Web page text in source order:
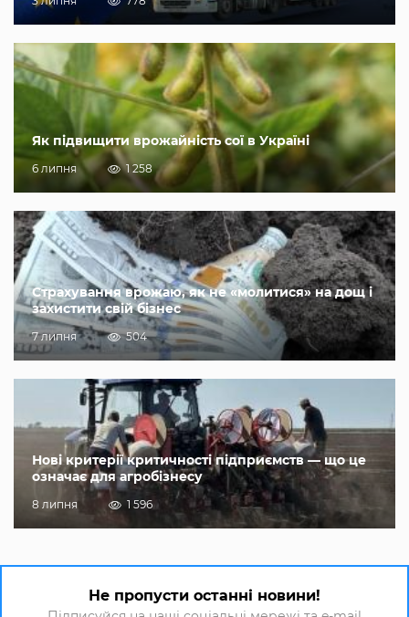
Як підвищити врожайність сої в Україні
6 липня 1 258
Страхування врожаю, як не «молитися» на дощ і
захистити свій бізнес
7 липня 504
Нові критерії критичності підприємств — що це
означає для агробізнесу
8 липня 1 596
Не пропусти останні новини!